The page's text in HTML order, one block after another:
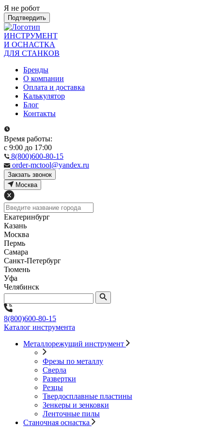
Я не робот
Подтвердить
ИНСТРУМЕНТ
И ОСНАСТКА
ДЛЯ СТАНКОВ
Бренды
О компании
Оплата и доставка
Калькулятор
Блог
Контакты
Время работы:
с 9:00 до 17:00
8(800)600-80-15
order-mctool@yandex.ru
Закзать звонок
Москва
Екатеринбург
Казань
Москва
Пермь
Самара
Санкт-Петербург
Тюмень
Уфа
Челябинск
8(800)600-80-15
Каталог инструмента
Металлорежущий инструмент
Фрезы по металлу
Сверла
Развертки
Резцы
Твердосплавные пластины
Зенкеры и зенковки
Ленточные пилы
Станочная оснастка